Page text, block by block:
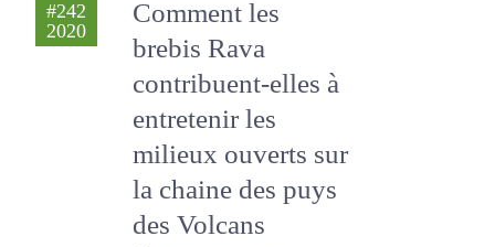
#242
2020
Comment les
brebis Rava
contribuent-elles à
entretenir les
milieux ouverts sur
la chaine des puys
des Volcans